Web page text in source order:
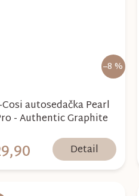
–8 %
autosedačka Pearl
- Authentic Graphite
Detail